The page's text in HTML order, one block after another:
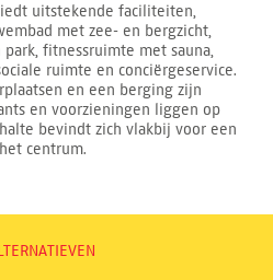
uitstekende faciliteiten,
met zee- en bergzicht,
fitnessruimte met sauna,
ruimte en conciërgeservice.
en een berging zijn
en voorzieningen liggen op
bevindt zich vlakbij voor een
centrum.